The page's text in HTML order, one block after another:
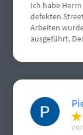
Ich habe
defekten
Arbeiten
ausgeführt.